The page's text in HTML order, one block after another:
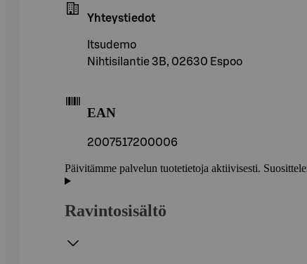
Yhteystiedot
Itsudemo
Nihtisilantie 3B, 02630 Espoo
EAN
2007517200006
Päivitämme palvelun tuotetietoja aktiivisesti.
Ravintosisältö